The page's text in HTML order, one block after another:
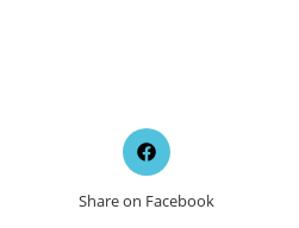
Opens
in
new
Share on Facebook